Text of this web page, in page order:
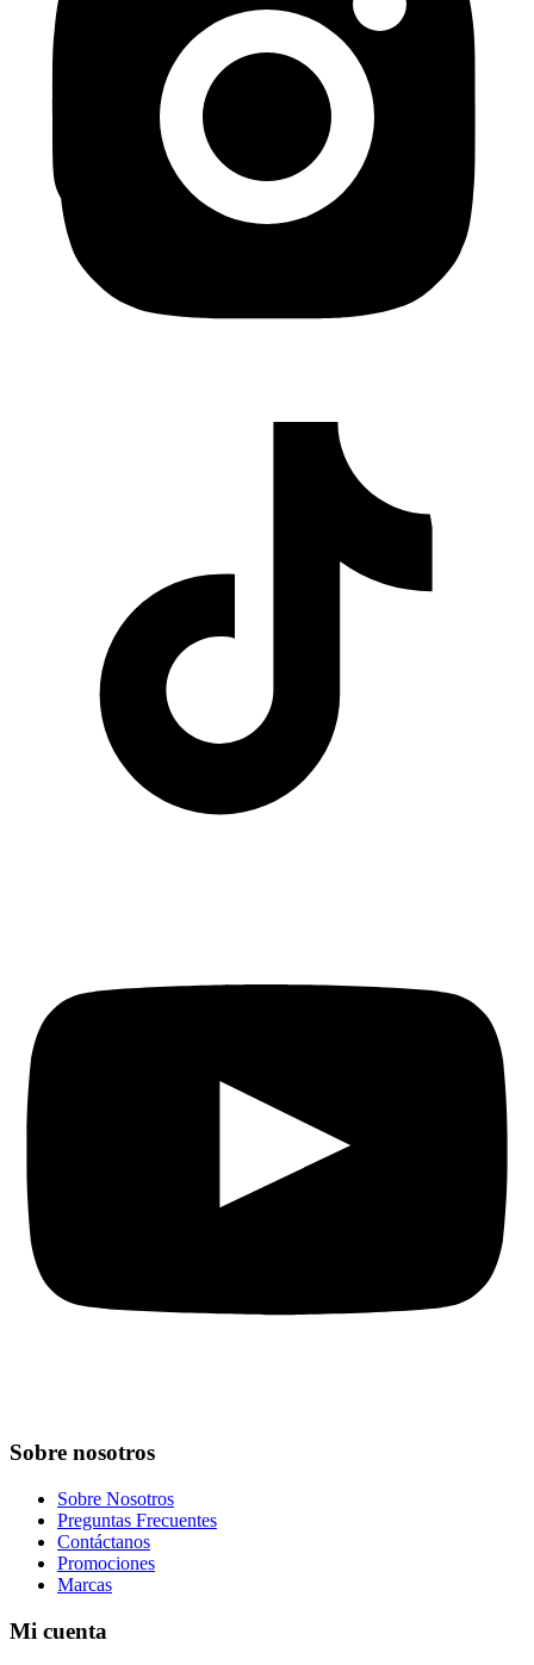
Sobre nosotros
Sobre Nosotros
Preguntas Frecuentes
Contáctanos
Promociones
Marcas
Mi cuenta